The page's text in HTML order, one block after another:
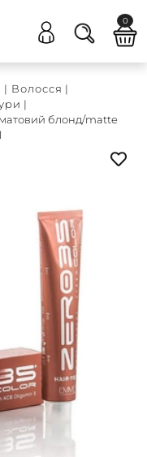
0
| Волосся |
|
блонд/matte